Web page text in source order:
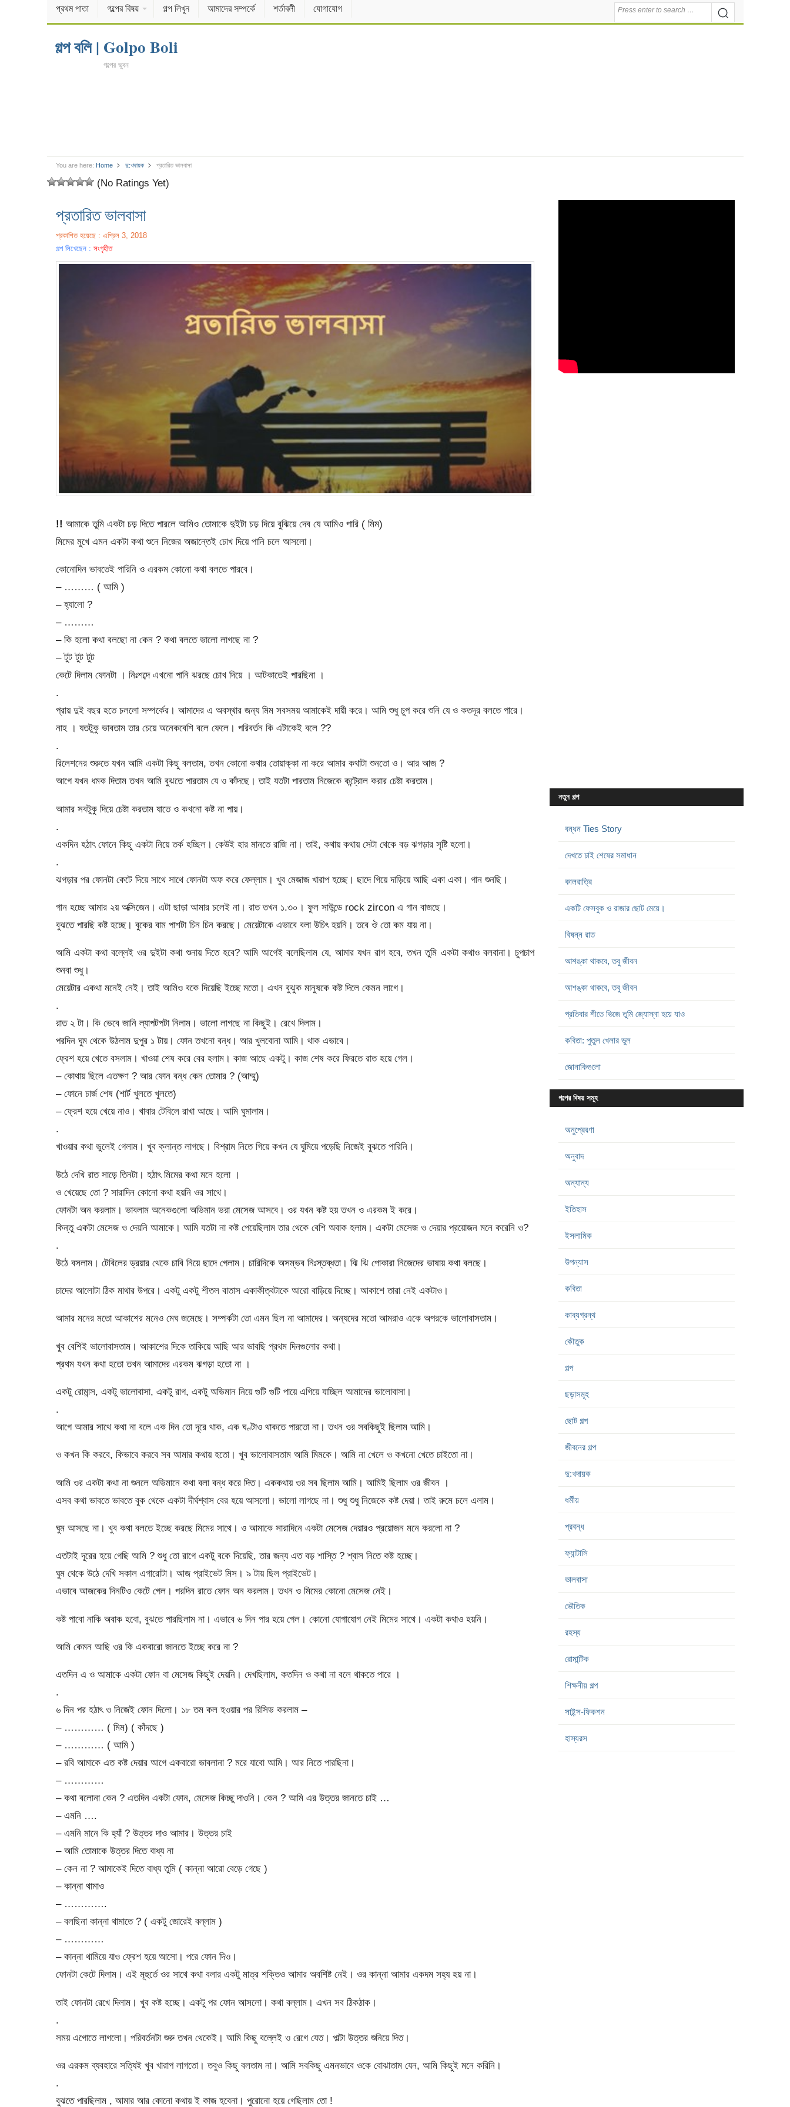
প্রথম পাতা গল্পের বিষয় গল্প লিখুন আমাদের সম্পর্কে শর্তাবলী যোগাযোগ
গল্প বলি | Golpo Boli
গল্পের ভুবন
You are here: Home দু:খদায়ক প্রতারিত ভালবাসা
(No Ratings Yet)
প্রতারিত ভালবাসা
প্রকাশিত হয়েছে : এপ্রিল 3, 2018
গল্প লিখেছেন : সংগৃহীত
!! আমাকে তুমি একটা চড় দিতে পারলে আমিও তোমাকে দুইটা চড় দিয়ে বুঝিয়ে দেব যে আমিও পারি ( মিম)
মিমের মুখে এমন একটা কথা শুনে নিজের অজান্তেই চোখ দিয়ে পানি চলে আসলো।
কোনোদিন ভাবতেই পারিনি ও এরকম কোনো কথা বলতে পারবে।
– ……… ( আমি )
– হ্যালো ?
– ………
– কি হলো কথা বলছো না কেন ? কথা বলতে ভালো লাগছে না ?
– টুট টুট টুট
কেটে দিলাম ফোনটা । নিঃশব্দে এখনো পানি ঝরছে চোখ দিয়ে । আটকাতেই পারছিনা ।
.
প্রায় দুই বছর হতে চললো সম্পর্কের। আমাদের এ অবস্থার জন্য মিম সবসময় আমাকেই দায়ী করে। আমি শুধু চুপ করে শুনি যে ও কতদূর বলতে পারে।
নাহ । যতটুকু ভাবতাম তার চেয়ে অনেকবেশি বলে ফেলে। পরিবর্তন কি এটাকেই বলে ??
.
রিলেশনের শুরুতে যখন আমি একটা কিছু বলতাম, তখন কোনো কথার তোয়াক্কা না করে আমার কথাটা শুনতো ও। আর আজ ?
আগে যখন ধমক দিতাম তখন আমি বুঝতে পারতাম যে ও কাঁদছে। তাই যতটা পারতাম নিজেকে কন্ট্রোল করার চেষ্টা করতাম।
আমার সবটুকু দিয়ে চেষ্টা করতাম যাতে ও কখনো কষ্ট না পায়।
.
একদিন হঠাৎ ফোনে কিছু একটা নিয়ে তর্ক হচ্ছিল। কেউই হার মানতে রাজি না। তাই, কথায় কথায় সেটা থেকে বড় ঝগড়ার সৃষ্টি হলো।
.
ঝগড়ার পর ফোনটা কেটে দিয়ে সাথে সাথে ফোনটা অফ করে ফেল্লাম। খুব মেজাজ খারাপ হচ্ছে। ছাদে গিয়ে দাড়িয়ে আছি একা একা। গান শুনছি।
গান হচ্ছে আমার ২য় অক্সিজেন। এটা ছাড়া আমার চলেই না। রাত তখন ১.৩০। ফুল সাউন্ডে rock zircon এ গান বাজছে।
বুঝতে পারছি কষ্ট হচ্ছে। বুকের বাম পাশটা চিন চিন করছে। মেয়েটাকে এভাবে বলা উচিৎ হয়নি। তবে ঔ তো কম যায় না।
আমি একটা কথা বল্লেই ওর দুইটা কথা শুনায় দিতে হবে? আমি আগেই বলেছিলাম যে, আমার যখন রাগ হবে, তখন তুমি একটা কথাও বলবানা। চুপচাপ
শুনবা শুধু।
মেয়েটার একথা মনেই নেই। তাই আমিও বকে দিয়েছি ইচ্ছে মতো। এখন বুঝুক মানুষকে কষ্ট দিলে কেমন লাগে।
.
রাত ২ টা। কি ভেবে জানি ল্যাপটপটা নিলাম। ভালো লাগছে না কিছুই। রেখে দিলাম।
পরদিন ঘুম থেকে উঠলাম দুপুর ১ টায়। ফোন তখনো বন্ধ। আর খুলবোনা আমি। থাক এভাবে।
ফ্রেশ হয়ে খেতে বসলাম। খাওয়া শেষ করে বের হলাম। কাজ আছে একটু। কাজ শেষ করে ফিরতে রাত হয়ে গেল।
– কোথায় ছিলে এতক্ষণ ? আর ফোন বন্ধ কেন তোমার ? (আম্মু)
– ফোনে চার্জ শেষ (শার্ট খুলতে খুলতে)
– ফ্রেশ হয়ে খেয়ে নাও। খাবার টেবিলে রাখা আছে। আমি ঘুমালাম।
.
খাওয়ার কথা ভুলেই গেলাম। খুব ক্লান্ত লাগছে। বিশ্রাম নিতে গিয়ে কখন যে ঘুমিয়ে পড়েছি নিজেই বুঝতে পারিনি।
উঠে দেখি রাত সাড়ে তিনটা। হঠাৎ মিমের কথা মনে হলো ।
ও খেয়েছে তো ? সারাদিন কোনো কথা হয়নি ওর সাথে।
ফোনটা অন করলাম। ভাবলাম অনেকগুলো অভিমান ভরা মেসেজ আসবে। ওর যখন কষ্ট হয় তখন ও এরকম ই করে।
কিন্তু একটা মেসেজ ও দেয়নি আমাকে। আমি যতটা না কষ্ট পেয়েছিলাম তার থেকে বেশি অবাক হলাম। একটা মেসেজ ও দেয়ার প্রয়োজন মনে করেনি ও?
.
উঠে বসলাম। টেবিলের ড্রয়ার থেকে চাবি নিয়ে ছাদে গেলাম। চারিদিকে অসম্ভব নিঃস্তব্ধতা। ঝি ঝি পোকারা নিজেদের ভাষায় কথা বলছে।
চাদের আলোটা ঠিক মাথার উপরে। একটু একটু শীতল বাতাস একাকীত্বটাকে আরো বাড়িয়ে দিচ্ছে। আকাশে তারা নেই একটাও।
আমার মনের মতো আকাশের মনেও মেঘ জমেছে। সম্পর্কটা তো এমন ছিল না আমাদের। অন্যদের মতো আমরাও একে অপরকে ভালোবাসতাম।
খুব বেশিই ভালোবাসতাম। আকাশের দিকে তাকিয়ে আছি আর ভাবছি প্রথম দিনগুলোর কথা।
প্রথম যখন কথা হতো তখন আমাদের এরকম ঝগড়া হতো না ।
একটু রোমান্স, একটু ভালোবাসা, একটু রাগ, একটু অভিমান নিয়ে গুটি গুটি পায়ে এগিয়ে যাচ্ছিল আমাদের ভালোবাসা।
.
আগে আমার সাথে কথা না বলে এক দিন তো দূরে থাক, এক ঘণ্টাও থাকতে পারতো না। তখন ওর সবকিছুই ছিলাম আমি।
ও কখন কি করবে, কিভাবে করবে সব আমার কথায় হতো। খুব ভালোবাসতাম আমি মিমকে। আমি না খেলে ও কখনো খেতে চাইতো না।
আমি ওর একটা কথা না শুনলে অভিমানে কথা বলা বন্ধ করে দিত। এককথায় ওর সব ছিলাম আমি। আমিই ছিলাম ওর জীবন ।
এসব কথা ভাবতে ভাবতে বুক থেকে একটা দীর্ঘশ্বাস বের হয়ে আসলো। ভালো লাগছে না। শুধু শুধু নিজেকে কষ্ট দেয়া। তাই রুমে চলে এলাম।
ঘুম আসছে না। খুব কথা বলতে ইচ্ছে করছে মিমের সাথে। ও আমাকে সারাদিনে একটা মেসেজ দেয়ারও প্রয়োজন মনে করলো না ?
এতটাই দূরের হয়ে গেছি আমি ? শুধু তো রাগে একটু বকে দিয়েছি, তার জন্য এত বড় শাস্তি ? শ্বাস নিতে কষ্ট হচ্ছে।
ঘুম থেকে উঠে দেখি সকাল এগারোটা। আজ প্রাইভেট মিস। ৯ টায় ছিল প্রাইভেট।
এভাবে আজকের দিনটিও কেটে গেল। পরদিন রাতে ফোন অন করলাম। তখন ও মিমের কোনো মেসেজ নেই।
কষ্ট পাবো নাকি অবাক হবো, বুঝতে পারছিলাম না। এভাবে ৬ দিন পার হয়ে গেল। কোনো যোগাযোগ নেই মিমের সাথে। একটা কথাও হয়নি।
আমি কেমন আছি ওর কি একবারো জানতে ইচ্ছে করে না ?
এতদিন এ ও আমাকে একটা ফোন বা মেসেজ কিছুই দেয়নি। দেখছিলাম, কতদিন ও কথা না বলে থাকতে পারে ।
.
৬ দিন পর হঠাৎ ও নিজেই ফোন দিলো। ১৮ তম কল হওয়ার পর রিসিভ করলাম –
– ………… ( মিম) ( কাঁদছে )
– ………… ( আমি )
– রবি আমাকে এত কষ্ট দেয়ার আগে একবারো ভাবলানা ? মরে যাবো আমি। আর নিতে পারছিনা।
– …………
– কথা বলোনা কেন ? এতদিন একটা ফোন, মেসেজ কিচ্ছু দাওনি। কেন ? আমি এর উত্তর জানতে চাই …
– এমনি ….
– এমনি মানে কি হ্যাঁ ? উত্তর দাও আমার। উত্তর চাই
– আমি তোমাকে উত্তর দিতে বাধ্য না
– কেন না ? আমাকেই দিতে বাধ্য তুমি ( কান্না আরো বেড়ে গেছে )
– কান্না থামাও
– ………….
– বলছিনা কান্না থামাতে ? ( একটু জোরেই বল্লাম )
– …………
– কান্না থামিয়ে যাও ফ্রেশ হয়ে আসো। পরে ফোন দিও।
ফোনটা কেটে দিলাম। এই মূহুর্তে ওর সাথে কথা বলার একটু মাত্র শক্তিও আমার অবশিষ্ট নেই। ওর কান্না আমার একদম সহ্য হয় না।
তাই ফোনটা রেখে দিলাম। খুব কষ্ট হচ্ছে। একটু পর ফোন আসলো। কথা বল্লাম। এখন সব ঠিকঠাক।
.
সময় এগোতে লাগলো। পরিবর্তনটা শুরু তখন থেকেই। আমি কিছু বল্লেই ও রেগে যেত। পাল্টা উত্তর শুনিয়ে দিত।
ওর এরকম ব্যবহারে সত্যিই খুব খারাপ লাগতো। তবুও কিছু বলতাম না। আমি সবকিছু এমনভাবে ওকে বোঝাতাম যেন, আমি কিছুই মনে করিনি।
.
বুঝতে পারছিলাম , আমার আর কোনো কথায় ই কাজ হবেনা। পুরোনো হয়ে গেছিলাম তো !
নতুন গল্প
বন্ধন Ties Story
দেখতে চাই শেষের সমাধান
কালরাত্রি
একটি ফেসবুক ও রাজার ছোট মেয়ে।
বিষন্ন রাত
আশঙ্কা থাকবে, তবু জীবন
আশঙ্কা থাকবে, তবু জীবন
প্রতিবার শীতে ভিজে তুমি জ্যোস্না হয়ে যাও
কবিতা: পুতুল খেলার ভুল
জোনাকিগুলো
গল্পের বিষয় সমূহ
অনুপ্রেরণা
অনুবাদ
অন্যান্য
ইতিহাস
ইসলামিক
উপন্যাস
কবিতা
কাব্যগ্রন্থ
কৌতুক
গল্প
ছড়াসমূহ
ছোট গল্প
জীবনের গল্প
দু:খদায়ক
ধর্মীয়
প্রবন্ধ
ফ্যান্টাসি
ভালবাসা
ভৌতিক
রহস্য
রোমান্টিক
শিক্ষনীয় গল্প
সাইন্স-ফিকশন
হাস্যরস